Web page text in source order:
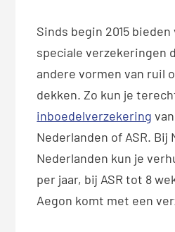
Sinds begin 2015
speciale verzekeringen
andere vormen van ruil
dekken. Zo kun je
inboedelverzekering
Nederlanden of ASR. Bij
Nederlanden kun je
per jaar, bij ASR tot 8
Aegon komt met een